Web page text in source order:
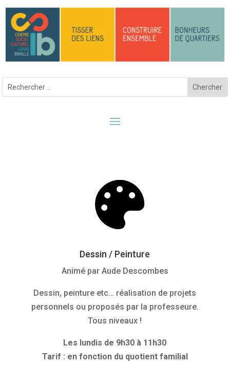
Dessin / Peinture
Animé par Aude Descombes
Dessin, peinture etc… réalisation de projets
personnels ou proposés par la professeure.
Tous niveaux !
Les lundis de 9h30 à 11h30
Tarif : en fonction du quotient familial